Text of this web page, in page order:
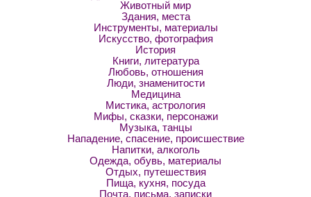
Животный мир
Здания, места
Инструменты, материалы
Искусство, фотография
История
Книги, литература
Любовь, отношения
Люди, знаменитости
Медицина
Мистика, астрология
Мифы, сказки, персонажи
Музыка, танцы
Нападение, спасение, происшествие
Напитки, алкоголь
Одежда, обувь, материалы
Отдых, путешествия
Пища, кухня, посуда
Почта, письма, записки